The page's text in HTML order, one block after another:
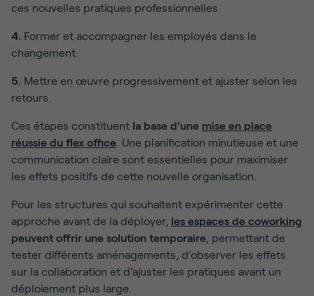
ces nouvelles pratiques professionnelles.
4. Former et accompagner les employés dans le
changement.
5. Mettre en œuvre progressivement et ajuster selon les
retours.
Ces étapes constituent la base d'une mise en place
réussie du flex office . Une planification minutieuse et une
communication claire sont essentielles pour maximiser
les effets positifs de cette nouvelle organisation.
Pour les structures qui souhaitent expérimenter cette
approche avant de la déployer, les espaces de coworking
peuvent offrir une solution temporaire, permettant de
tester différents aménagements, d’observer les effets
sur la collaboration et d’ajuster les pratiques avant un
déploiement plus large.